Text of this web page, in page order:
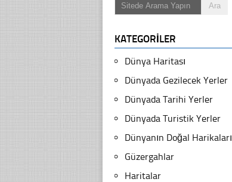
KATEGORILER
Dünya Haritası
Dünyada Gezilecek Yerler
Dünyada Tarihi Yerler
Dünyada Turistik Yerler
Dünyanın Doğal Harikaları
Güzergahlar
Haritalar